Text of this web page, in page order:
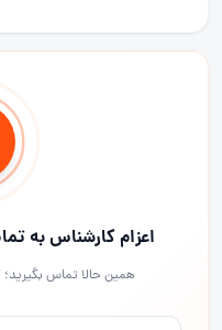
اعزام کارشناس به
همین حالا تماس